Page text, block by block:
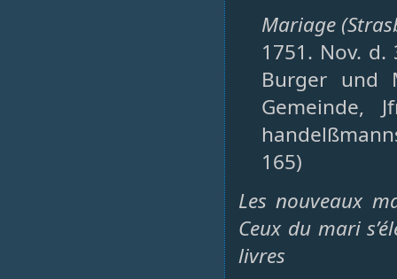
Mariage
1751. Nov.
Burger und
Gemeinde,
165)
Les nouveaux
Ceux du mari
livres